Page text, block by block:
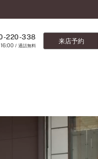
220-338
9:30～16:00/ 通話無料
来店予約